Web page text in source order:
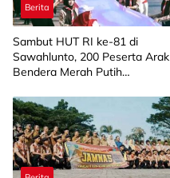
Berita
Sambut HUT RI ke-81 di
Sawahlunto, 200 Peserta Arak
Bendera Merah Putih